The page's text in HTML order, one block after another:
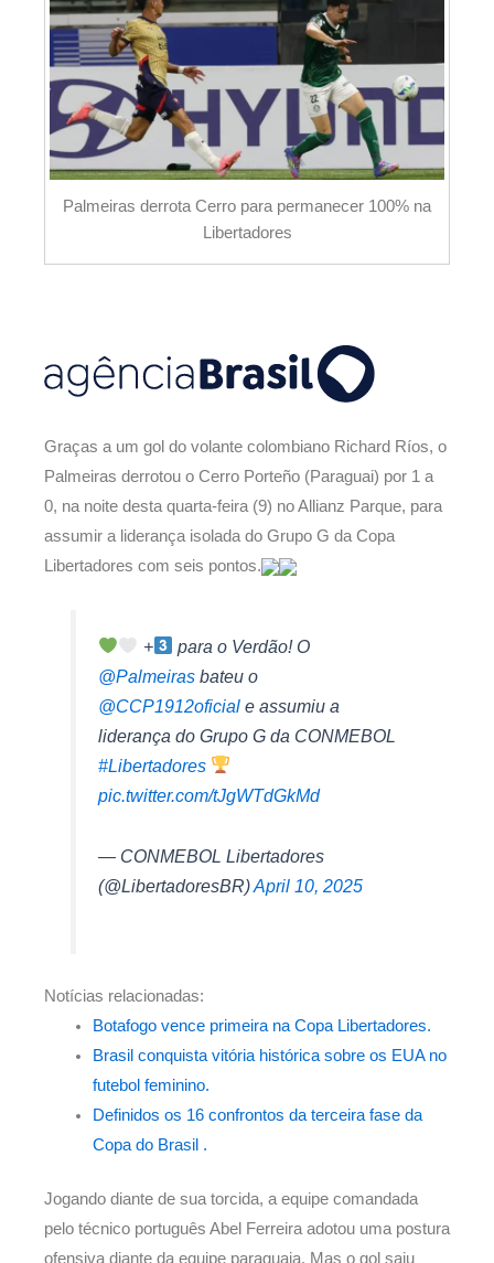
Palmeiras derrota Cerro para permanecer 100% na
Libertadores
Graças a um gol do volante colombiano Richard Ríos, o
Palmeiras derrotou o Cerro Porteño (Paraguai) por 1 a
0, na noite desta quarta-feira (9) no Allianz Parque, para
assumir a liderança isolada do Grupo G da Copa
Libertadores com seis pontos.
+
para o Verdão! O
@Palmeiras bateu o
@CCP1912oficial e assumiu a
liderança do Grupo G da CONMEBOL
#Libertadores
pic.twitter.com/tJgWTdGkMd
— CONMEBOL Libertadores
(@LibertadoresBR)April 10, 2025
Notícias relacionadas:
Botafogo vence primeira na Copa Libertadores.
Brasil conquista vitória histórica sobre os EUA no
futebol feminino.
Definidos os 16 confrontos da terceira fase da
Copa do Brasil .
Jogando diante de sua torcida, a equipe comandada
pelo técnico português Abel Ferreira adotou uma postura
ofensiva diante da equipe paraguaia. Mas o gol saiu